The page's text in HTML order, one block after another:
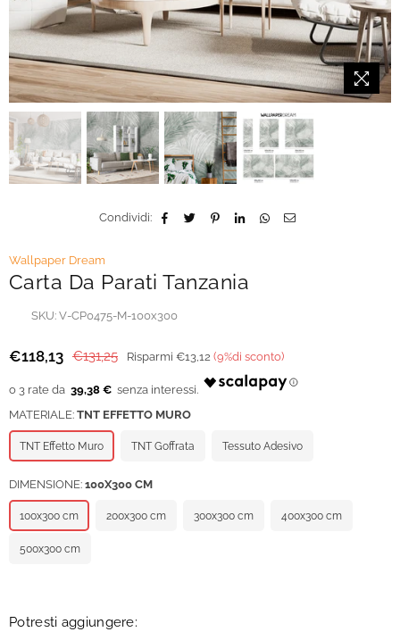
Condividi:
Wallpaper Dream
Carta Da Parati Tanzania
SKU: V-CP0475-M-100x300
Prezzo
€118,13 €131,25 Risparmi €13,12 (9%di sconto)
39,38 €
MATERIALE: TNT EFFETTO MURO
TNT Effetto Muro TNT Goffrata Tessuto Adesivo
DIMENSIONE: 100X300 CM
100x300 cm 200x300 cm 300x300 cm 400x300 cm
500x300 cm
Potresti aggiungere: